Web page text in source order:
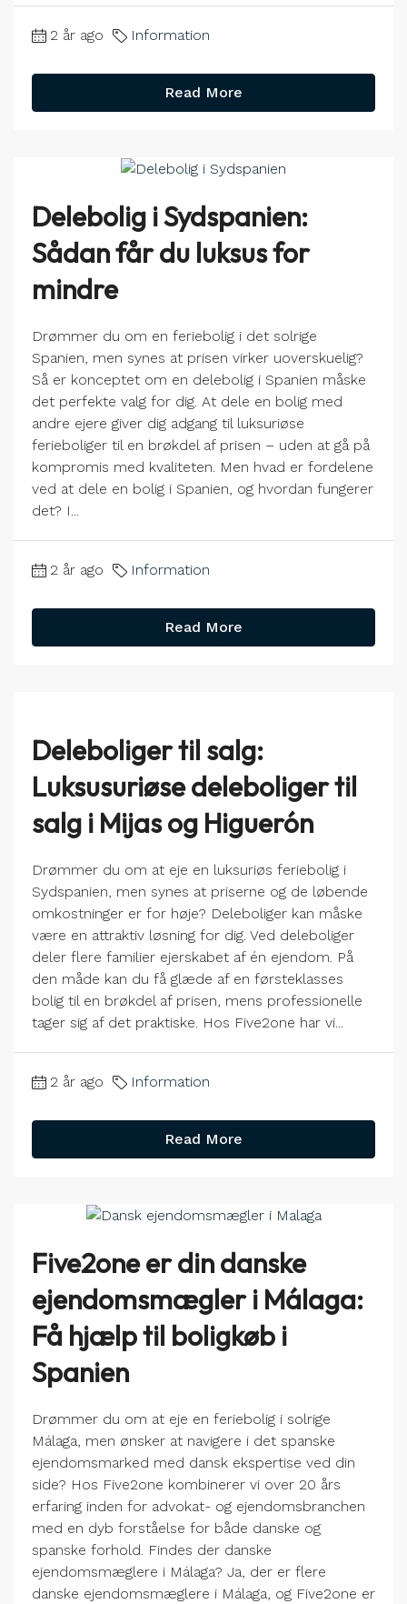
2 år ago Information
Read More
Delebolig i Sydspanien:
Sådan får du luksus for
mindre
Drømmer du om en feriebolig i det solrige
Spanien, men synes at prisen virker uoverskuelig?
Så er konceptet om en delebolig i Spanien måske
det perfekte valg for dig. At dele en bolig med
andre ejere giver dig adgang til luksuriøse
ferieboliger til en brøkdel af prisen – uden at gå på
kompromis med kvaliteten. Men hvad er fordelene
ved at dele en bolig i Spanien, og hvordan fungerer
det? I...
2 år ago Information
Read More
Deleboliger til salg:
Luksusuriøse deleboliger til
salg i Mijas og Higuerón
Drømmer du om at eje en luksuriøs feriebolig i
Sydspanien, men synes at priserne og de løbende
omkostninger er for høje? Deleboliger kan måske
være en attraktiv løsning for dig. Ved deleboliger
deler flere familier ejerskabet af én ejendom. På
den måde kan du få glæde af en førsteklasses
bolig til en brøkdel af prisen, mens professionelle
tager sig af det praktiske. Hos Five2one har vi...
2 år ago Information
Read More
Five2one er din danske
ejendomsmægler i Málaga:
Få hjælp til boligkøb i
Spanien
Drømmer du om at eje en feriebolig i solrige
Málaga, men ønsker at navigere i det spanske
ejendomsmarked med dansk ekspertise ved din
side? Hos Five2one kombinerer vi over 20 års
erfaring inden for advokat- og ejendomsbranchen
med en dyb forståelse for både danske og
spanske forhold. Findes der danske
ejendomsmæglere i Málaga? Ja, der er flere
danske ejendomsmæglere i Málaga, og Five2one er